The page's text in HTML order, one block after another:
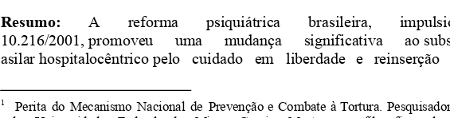
Resumo: A reforma psiquiátrica brasileira,
10.216/2001, promoveu
uma mudança significativa ao
asilar hospitalocêntrico pelo
cuidado em liberdade e reinserção
1 Perita do Mecanismo Nacional de Prevenção e Combate à Tortura.